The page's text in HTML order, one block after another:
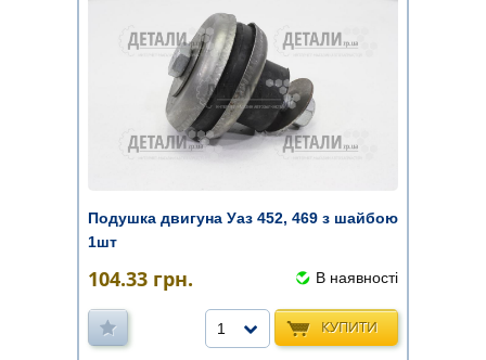
Подушка двигуна Уаз 452, 469 з шайбою
1шт
104.33 грн. В наявності
КУПИТИ
1